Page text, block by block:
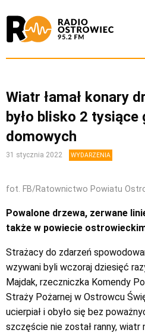
Wiatr łamał konary
było blisko 2
domowych
31 stycznia 2022 WYDARZENIA
fot. FB/Ratownictwo Powiatu
Powalone drzewa, zerwane
także w powiecie
Strażacy do zdarzeń
wzywani byli wczoraj dziesięć
Majdak, rzeczniczka Komendy
Straży Pożarnej w Ostrowcu
ucierpiał i obyło się bez
szczęście nie został ranny, wiatr